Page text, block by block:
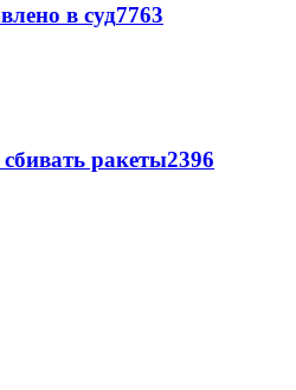
в суд7763
ракеты2396